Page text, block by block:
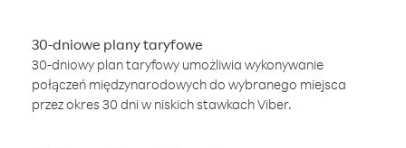
30-dniowe plany taryfowe
30-dniowy plan taryfowy umożliwia wykonywanie
połączeń międzynarodowych do wybranego miejsca
przez okres 30 dni w niskich stawkach Viber.